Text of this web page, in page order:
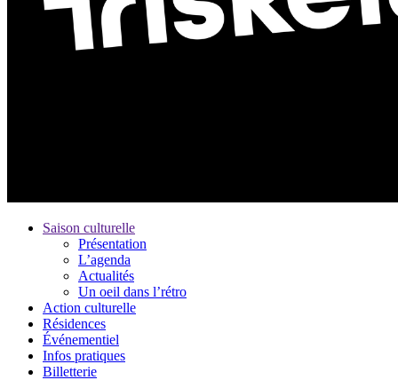
Saison culturelle
Présentation
L’agenda
Actualités
Un oeil dans l’rétro
Action culturelle
Résidences
Événementiel
Infos pratiques
Billetterie